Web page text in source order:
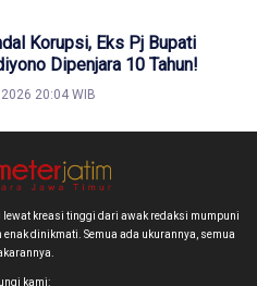
Korupsi, Eks Pj Bupati
Dipenjara 10 Tahun!
20:04 WIB
kreasi tinggi dari awak redaksi mumpuni
dinikmati. Semua ada ukurannya, semua
kami: